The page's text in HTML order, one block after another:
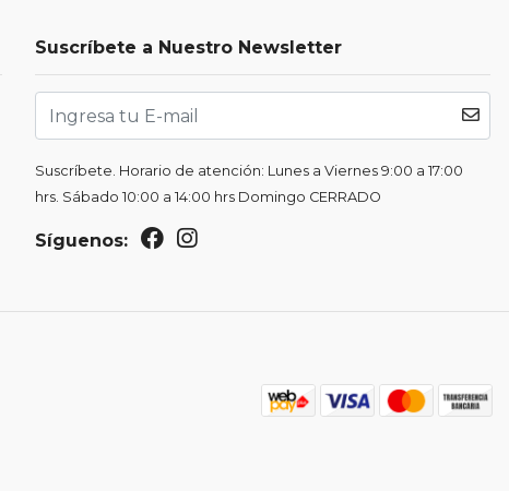
Suscríbete a Nuestro Newsletter
Suscríbete. Horario de atención: Lunes a Viernes 9:00 a 17:00
hrs. Sábado 10:00 a 14:00 hrs Domingo CERRADO
Síguenos: